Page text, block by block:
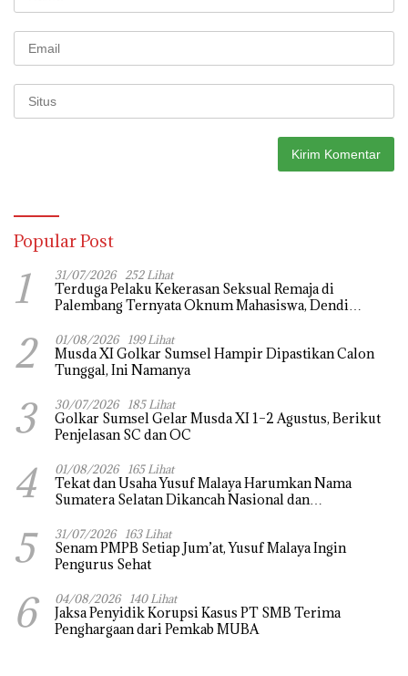
Popular Post
1 31/07/2026 252 Lihat
Terduga Pelaku Kekerasan Seksual Remaja di
Palembang Ternyata Oknum Mahasiswa, Dendi
2 01/08/2026 199 Lihat
Musda XI Golkar Sumsel Hampir Dipastikan Calon
Tunggal, Ini Namanya
3 30/07/2026 185 Lihat
Golkar Sumsel Gelar Musda XI 1–2 Agustus, Berikut
Penjelasan SC dan OC
4 01/08/2026 165 Lihat
Tekat dan Usaha Yusuf Malaya Harumkan Nama
Sumatera Selatan Dikancah Nasional dan
5 31/07/2026 163 Lihat
Senam PMPB Setiap Jum’at, Yusuf Malaya Ingin
Pengurus Sehat
6 04/08/2026 140 Lihat
Jaksa Penyidik Korupsi Kasus PT SMB Terima
Penghargaan dari Pemkab MUBA